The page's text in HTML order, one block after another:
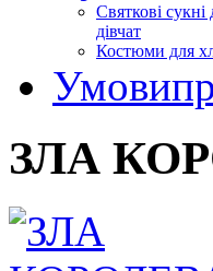
Святкові сукні
дівчат
Костюми для
Умови
ЗЛА